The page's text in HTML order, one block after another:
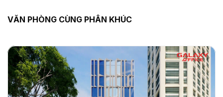
VĂN PHÒNG CÙNG PHÂN KHÚC